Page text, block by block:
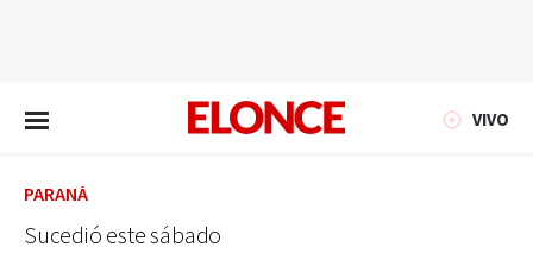
VIVO
PARANÁ
Sucedió este sábado